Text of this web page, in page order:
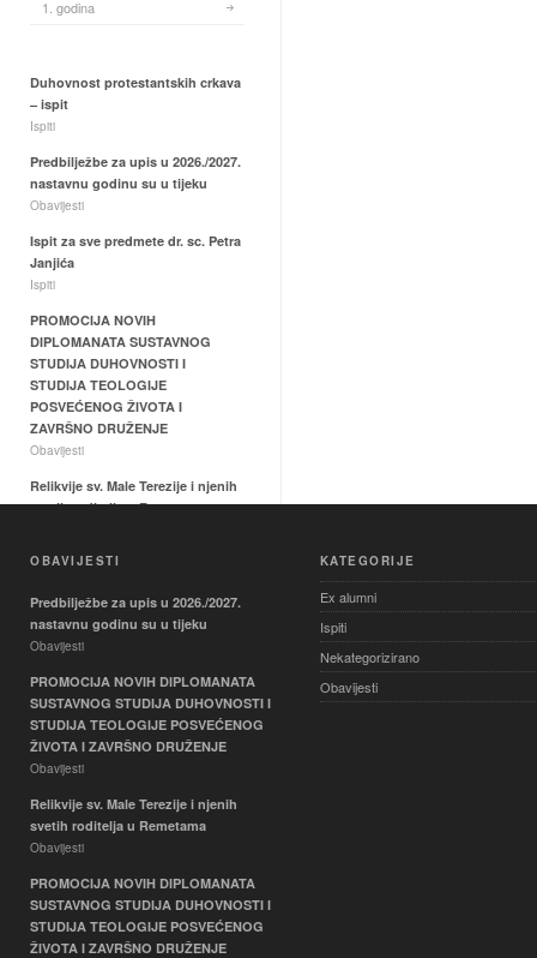
1. godina
Duhovnost protestantskih crkava
– ispit
Ispiti
Predbilježbe za upis u 2026./2027.
nastavnu godinu su u tijeku
Obavijesti
Ispit za sve predmete dr. sc. Petra
Janjića
Ispiti
PROMOCIJA NOVIH
DIPLOMANATA SUSTAVNOG
STUDIJA DUHOVNOSTI I
STUDIJA TEOLOGIJE
POSVEĆENOG ŽIVOTA I
ZAVRŠNO DRUŽENJE
Obavijesti
Relikvije sv. Male Terezije i njenih
svetih roditelja u Remetama
PROMOCIJA NOVIH
STUDIJA DUHOVNOSTI I
STUDIJA TEOLOGIJE
POSVEĆENOG ŽIVOTA I
ZAVRŠNO DRUŽENJE
Obavijesti
Nastavni vikend 22. i 23. svibnja
2026.
Obavijesti
Aretološka dimenzija duhovnog
života – ispit
Ispiti
Mediji i društvo – ispit
Ispiti
Hodočašće relikvija sv. Male
OBAVIJESTI
Predbilježbe za upis u 2026./2027.
nastavnu godinu su u tijeku
Obavijesti
PROMOCIJA NOVIH DIPLOMANATA
SUSTAVNOG STUDIJA DUHOVNOSTI I
STUDIJA TEOLOGIJE POSVEĆENOG
ŽIVOTA I ZAVRŠNO DRUŽENJE
Obavijesti
Relikvije sv. Male Terezije i njenih
svetih roditelja u Remetama
Obavijesti
PROMOCIJA NOVIH DIPLOMANATA
SUSTAVNOG STUDIJA DUHOVNOSTI I
STUDIJA TEOLOGIJE POSVEĆENOG
ŽIVOTA I ZAVRŠNO DRUŽENJE
KATEGORIJE
Ex alumni
Ispiti
Nekategorizirano
Obavijesti